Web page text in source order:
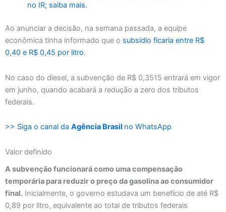
no IR; saiba mais.
Ao anunciar a decisão, na semana passada, a equipe
econômica tinha informado que o subsídio ficaria entre R$
0,40 e R$ 0,45 por litro.
No caso do diesel, a subvenção de R$ 0,3515 entrará em vigor
em junho, quando acabará a redução a zero dos tributos
federais.
>> Siga o canal da Agência Brasil no WhatsApp
Valor definido
A subvenção funcionará como uma compensação
temporária para reduzir o preço da gasolina ao consumidor
final. Inicialmente, o governo estudava um benefício de até R$
0,89 por litro, equivalente ao total de tributos federais